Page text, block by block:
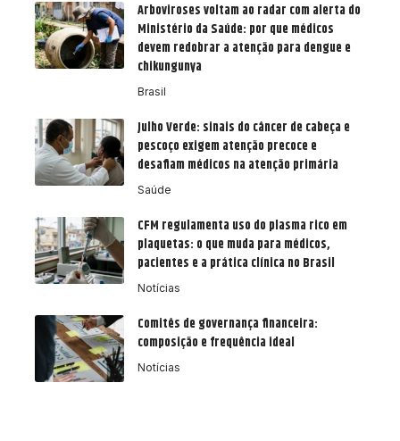
Arboviroses voltam ao radar com alerta do
Ministério da Saúde: por que médicos
devem redobrar a atenção para dengue e
chikungunya
Brasil
Julho Verde: sinais do câncer de cabeça e
pescoço exigem atenção precoce e
desafiam médicos na atenção primária
Saúde
CFM regulamenta uso do plasma rico em
plaquetas: o que muda para médicos,
pacientes e a prática clínica no Brasil
Notícias
Comitês de governança financeira:
composição e frequência ideal
Notícias